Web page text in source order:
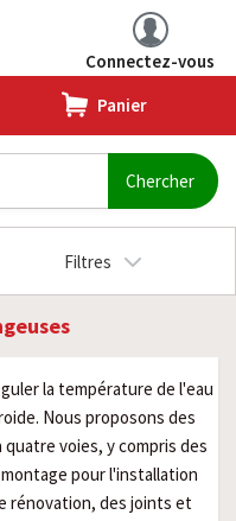
Connectez-vous
Panier
Filtres
la température de l'eau
Nous proposons des
voies, y compris des
pour l'installation
rénovation, des joints et